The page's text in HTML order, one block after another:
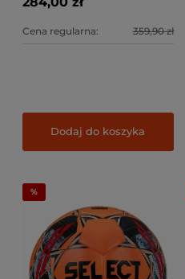
Cena regularna: 359,90 zł
Dodaj do koszyka